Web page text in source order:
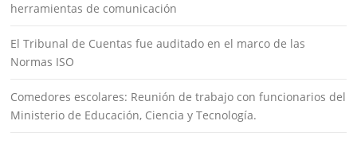
herramientas de comunicación
El Tribunal de Cuentas fue auditado en el marco de las
Normas ISO
Comedores escolares: Reunión de trabajo con funcionarios del
Ministerio de Educación, Ciencia y Tecnología.